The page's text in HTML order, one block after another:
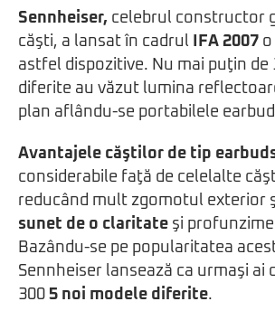
Sennheiser, celebrul constructor
căşti, a lansat în cadrul
IFA 2007 o
astfel dispozitive. Nu mai puţin de
diferite au văzut lumina
plan aflându-se portabilele
Avantajele căştilor de tip
considerabile faţă de celelalte
reducând mult zgomotul exterior
sunet de o claritate şi
Bazându-se pe popularitatea
Sennheiser lansează ca urmaşi ai
300 5 noi modele diferite.